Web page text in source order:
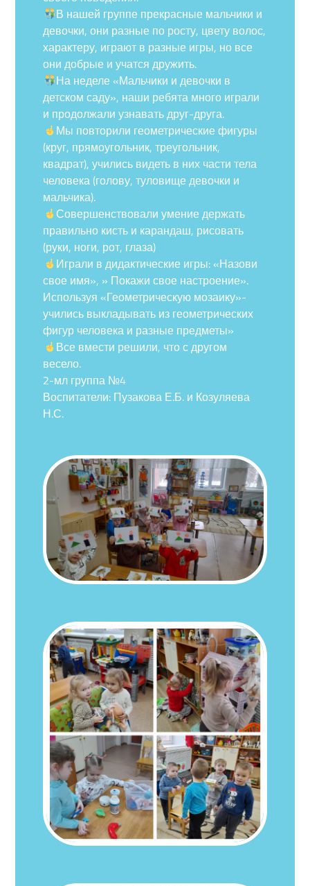
В нашей группе прекрасные мальчики и
девочки, они разные по росту, цвету волос,
характеру, играют в разные игры, но все
они добрые и учатся дружить.
На неделе «Мальчики и девочки в
детском саду», наши ребята много играли
и продолжали узнавать друг-друга.
Мы повторили геометрические фигуры
(круг, прямоугольник, треугольник,
квадрат), учились видеть в них части тела
человека (голову, туловище девочки и
мальчика).
Совершенствовали умение держать
правильно кисть и карандаш, рисовать
(руки, ноги, рот, глаза)
Играли в дидактические игры: «Назови
свое имя», » Покажи свое настроение».
Используя «Геометрическую мозаику»-
учились выкладывать из геометрических
фигур человека и разные предметы»
Все вмести решили, что с другом
весело.
2-мл группа №4
Воспитатели: Пузакова Е.Б. и Козуляева
Н.С.